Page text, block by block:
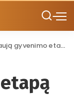
etapą pradedantis gydytojas Vytautas Žvirblis kolegoms linki tikėti žmonėmis